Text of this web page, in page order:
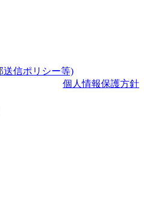
送信ポリシー等)
個人情報保護方針